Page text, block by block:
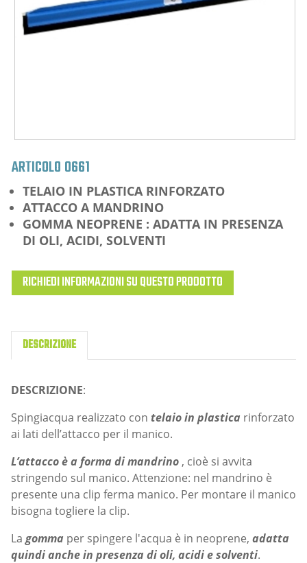
ARTICOLO 0661
TELAIO IN PLASTICA RINFORZATO
ATTACCO A MANDRINO
GOMMA NEOPRENE : ADATTA IN PRESENZA
DI OLI, ACIDI, SOLVENTI
RICHIEDI INFORMAZIONI SU QUESTO PRODOTTO
DESCRIZIONE
DESCRIZIONE:
Spingiacqua realizzato con telaio in plastica rinforzato
ai lati dell’attacco per il manico.
L’attacco è a forma di mandrino , cioè si avvita
stringendo sul manico. Attenzione: nel mandrino è
presente una clip ferma manico. Per montare il manico
bisogna togliere la clip.
La gomma per spingere l'acqua è in neoprene, adatta
quindi anche in presenza di oli, acidi e solventi.